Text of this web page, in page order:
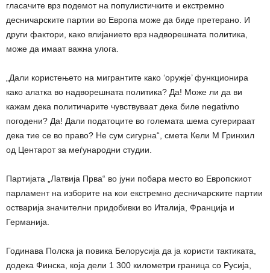
гласачите врз подемот на популистичките и екстремно
десничарските партии во Европа може да биде претерано. И
други фактори, како влијанието врз надворешната политика,
може да имаат важна улога.
„Дали користењето на мигрантите како ‘оружје’ функционира
како алатка во надворешната политика? Да! Може ли да ви
кажам дека политичарите чувствуваат дека биле negativno
погодени? Да! Дали податоците во големата шема сугерираат
дека тие се во право? Не сум сигурна“, смета Кели М Гринхил
од Центарот за меѓународни студии.
Партијата „Латвија Прва“ во јуни побара место во Европскиот
парламент на изборите на кои екстремно десничарските партии
остварија значителни придобивки во Италија, Франција и
Германија.
Годинава Полска ја повика Белорусија да ја користи тактиката,
додека Финска, која дели 1 300 километри граница со Русија,